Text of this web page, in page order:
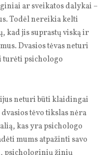
ar sveikatos dalykai –
Todėl nereikia kelti
kad jis suprastų viską ir
Dvasios tėvas neturi
turėti psichologo
neturi būti klaidingai
tėvo tikslas nėra
kas yra psichologo
mums atpažinti savo
psichologinių žinių